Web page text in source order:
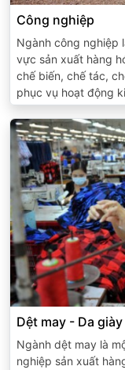
Công nghiệp
Ngành công nghiệp
vực sản xuất hàng
chế biến, chế tác,
phục vụ hoạt động
Dệt may - Da giày
Ngành dệt may là
nghiệp sản xuất